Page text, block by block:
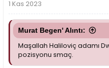
1 Kas 2023
Murat Begen' Alıntı:
Maşallah Haliloviç adamı
pozisyonu smaç.